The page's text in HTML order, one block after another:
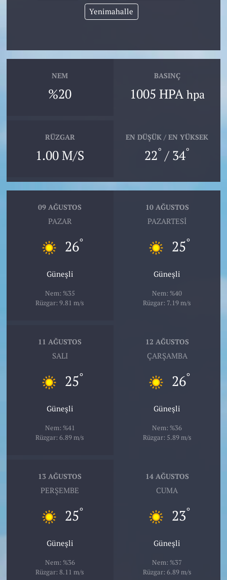
Yenimahalle
NEM
%20
BASINÇ
1005 HPA hpa
RÜZGAR
1.00 M/S
EN DÜŞÜK / EN YÜKSEK
22° / 34°
09 AĞUSTOS
PAZAR
26°
Güneşli
Nem: %35
Rüzgar: 9.81 m/s
10 AĞUSTOS
PAZARTESI
25°
Güneşli
Nem: %40
Rüzgar: 7.19 m/s
11 AĞUSTOS
SALI
25°
Güneşli
Nem: %41
Rüzgar: 6.89 m/s
12 AĞUSTOS
ÇARŞAMBA
26°
Güneşli
Nem: %36
Rüzgar: 5.89 m/s
13 AĞUSTOS
PERŞEMBE
25°
Güneşli
Nem: %36
Rüzgar: 8.11 m/s
14 AĞUSTOS
CUMA
23°
Güneşli
Nem: %37
Rüzgar: 6.89 m/s